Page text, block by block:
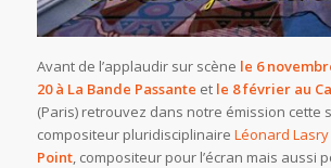
Avant de l’applaudir sur scène le 6
20 à La Bande Passante et le 8 février au
(Paris) retrouvez dans notre émission cette
compositeur pluridisciplinaire Léonard Lasry
Point, compositeur pour l’écran mais aussi